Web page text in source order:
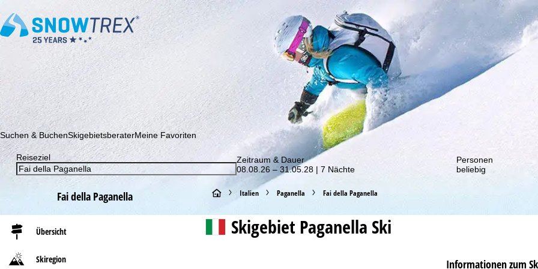
Abonnieren Sie unseren Newsletter und erfahren Sie als Erster von unseren Rabatt-Aktionen!
Suchen & BuchenSkigebietsberaterMeine Favoriten
Reiseziel
Zeitraum & Dauer
08.08.26 – 31.05.28 | 7 Nächte
Personen
beliebig
Fai della Paganella
Übersicht
Skiregion
S
t
Italien Paganella Fai della Paganella
SkigebietPaganella Ski
Informationen zum